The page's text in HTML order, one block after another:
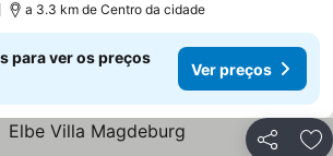
a 3.3 km de Centro da cidade
para ver os preços
Ver preços
Partilhar